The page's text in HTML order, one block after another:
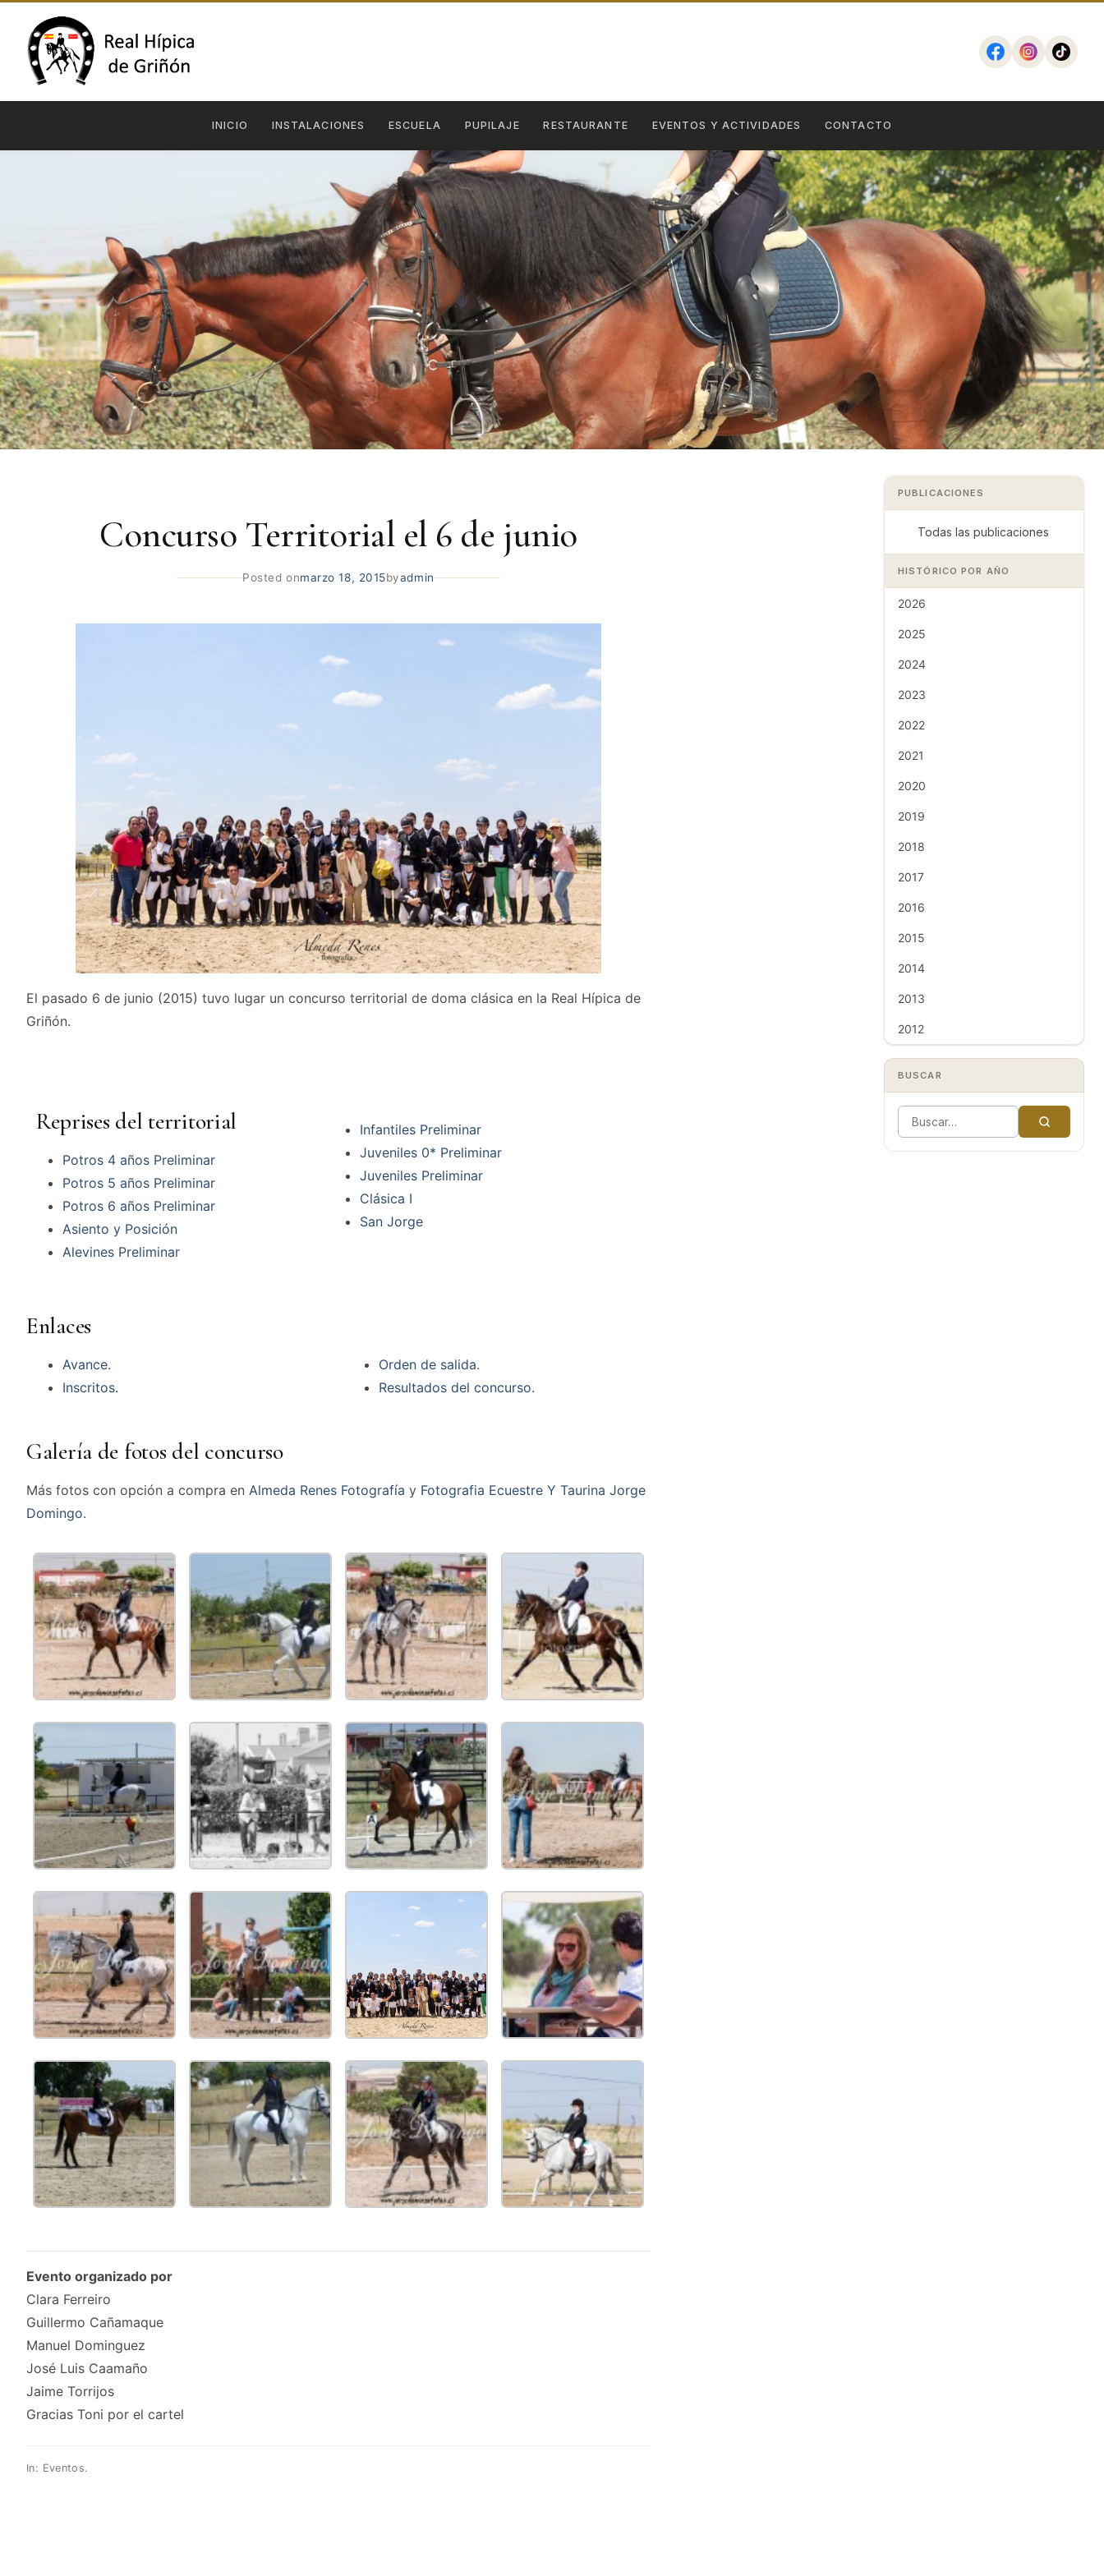
INICIO INSTALACIONES ESCUELA PUPILAJE RESTAURANTE EVENTOS Y ACTIVIDADES CONTACTO
Concurso Territorial el 6 de junio
Posted onmarzo 18, 2015byadmin
El pasado 6 de junio (2015) tuvo lugar un concurso territorial de doma clásica en la Real Hípica de
Griñón.
Reprises del territorial
Potros 4 años Preliminar
Potros 5 años Preliminar
Potros 6 años Preliminar
Asiento y Posición
Alevines Preliminar
Infantiles Preliminar
Juveniles 0* Preliminar
Juveniles Preliminar
Clásica I
San Jorge
Enlaces
Avance.
Inscritos.
Orden de salida.
Resultados del concurso.
Galería de fotos del concurso
Más fotos con opción a compra en Almeda Renes Fotografía y Fotografia Ecuestre Y Taurina Jorge
Domingo.
Evento organizado por
Clara Ferreiro
Guillermo Cañamaque
Manuel Dominguez
José Luis Caamaño
Jaime Torrijos​
Gracias Toni por el cartel
In: Eventos.
PUBLICACIONES
Todas las publicaciones
HISTÓRICO POR AÑO
2026
2025
2024
2023
2022
2021
2020
2019
2018
2017
2016
2015
2014
2013
2012
BUSCAR